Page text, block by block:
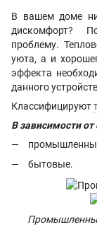
В вашем доме
дискомфорт?
проблему.
уюта, а и
эффекта
данного
Классифицируют
В зависимости
бытовые.